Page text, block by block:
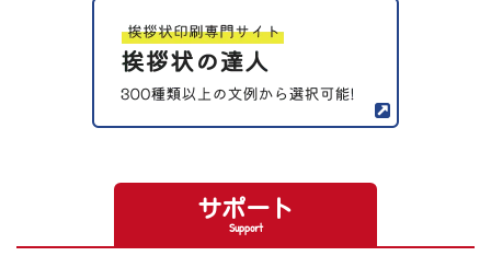
サポート
Support